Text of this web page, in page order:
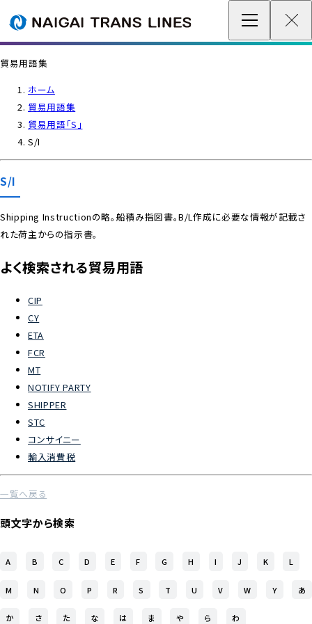
サステナビリティ
ENGLISH
企業情報 / グローバルネットワーク
各種情報
貿易用語集
ホーム
貿易用語集
貿易用語「S」
S/I
S/I
Shipping Instructionの略。船積み指図書。B/L作成に必要な情報が記載さ
れた荷主からの指示書。
よく検索される貿易用語
CIP
CY
ETA
FCR
MT
NOTIFY PARTY
SHIPPER
STC
コンサイニー
輸入消費税
一覧へ戻る
頭文字から検索
A B C D E F G H I J K L
M N O P R S T U V W Y あ
か さ た な は ま や ら わ